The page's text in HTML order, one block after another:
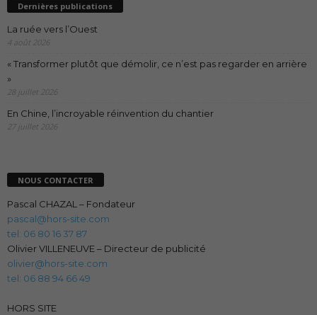
Dernières publications
La ruée vers l’Ouest
4 août 2026
« Transformer plutôt que démolir, ce n’est pas regarder en arrière
»
28 juillet 2026
En Chine, l’incroyable réinvention du chantier
27 juillet 2026
NOUS CONTACTER
Pascal CHAZAL – Fondateur
pascal@hors-site.com
tel: 06 80 16 37 87
Olivier VILLENEUVE – Directeur de publicité
olivier@hors-site.com
tel: 06 88 94 66 49
HORS SITE